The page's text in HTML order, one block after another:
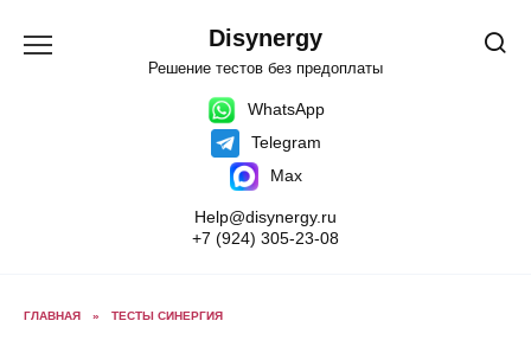
содержанию
Disynergy
Решение тестов без предоплаты
WhatsApp
Telegram
Max
Help@disynergy.ru
+7 (924) 305-23-08
ГЛАВНАЯ » ТЕСТЫ СИНЕРГИЯ